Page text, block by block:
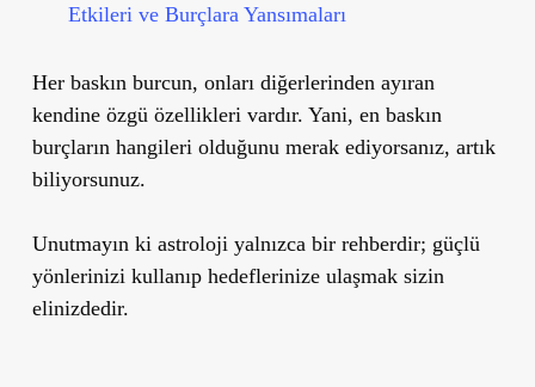
Etkileri ve Burçlara Yansımaları
Her baskın burcun, onları diğerlerinden ayıran
kendine özgü özellikleri vardır. Yani, en baskın
burçların hangileri olduğunu merak ediyorsanız, artık
biliyorsunuz.
Unutmayın ki astroloji yalnızca bir rehberdir; güçlü
yönlerinizi kullanıp hedeflerinize ulaşmak sizin
elinizdedir.